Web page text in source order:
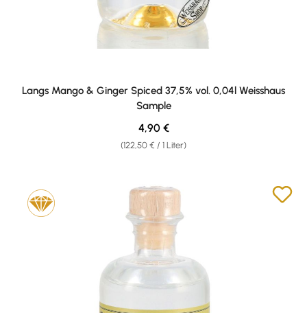
Langs Mango & Ginger Spiced 37,5% vol. 0,04l Weisshaus
Sample
(122,50 € / 1 Liter)
Regulärer Preis:
4,90 €